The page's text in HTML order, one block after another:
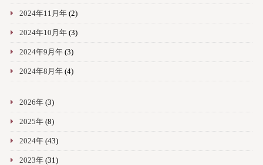
2024年11月年(2)
2024年10月年(3)
2024年9月年(3)
2024年8月年(4)
2026年(3)
2025年(8)
2024年(43)
2023年(31)